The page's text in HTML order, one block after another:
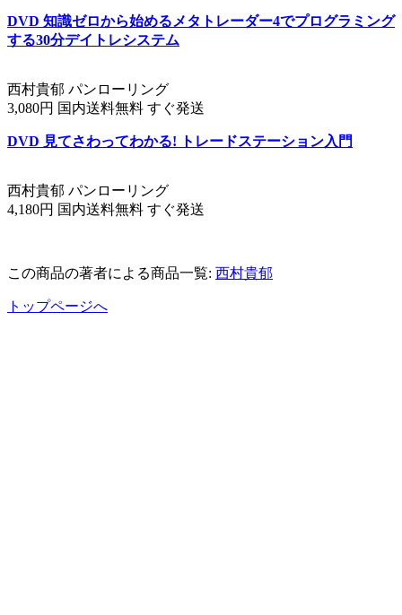
DVD 知識ゼロから始めるメタトレーダー4でプログラミング
する30分デイトレシステム
西村貴郁 パンローリング
3,080円 国内送料無料 すぐ発送
DVD 見てさわってわかる! トレードステーション入門
西村貴郁 パンローリング
4,180円 国内送料無料 すぐ発送
この商品の著者による商品一覧: 西村貴郁
トップページへ